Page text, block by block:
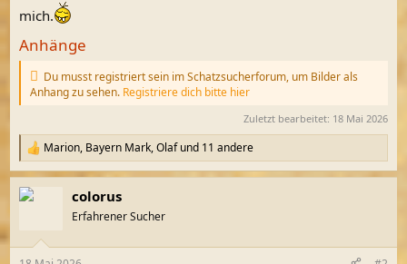
mich.
Anhänge
Du musst registriert sein im Schatzsucherforum, um Bilder als
Anhang zu sehen. Registriere dich bitte hier
Zuletzt bearbeitet: 18 Mai 2026
R
e
a
k
Marion, Bayern Mark,Olafund 11 andere
colorus
Erfahrener Sucher